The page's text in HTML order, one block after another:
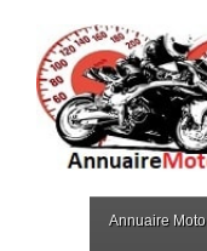
Annuaire Moto